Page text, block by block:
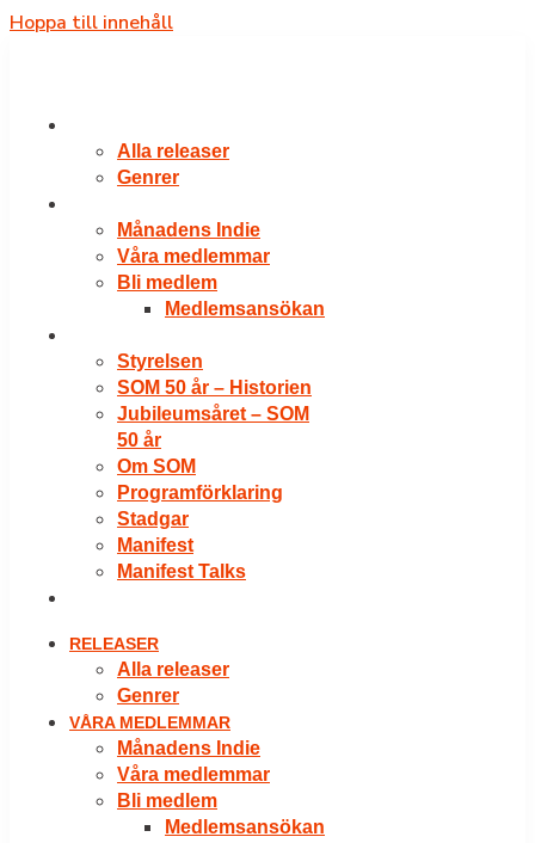
Hoppa till innehåll
Alla releaser
Genrer
Månadens Indie
Våra medlemmar
Bli medlem
Medlemsansökan
Styrelsen
SOM 50 år – Historien
Jubileumsåret – SOM
50 år
Om SOM
Programförklaring
Stadgar
Manifest
Manifest Talks
RELEASER
Alla releaser
Genrer
VÅRA MEDLEMMAR
Månadens Indie
Våra medlemmar
Bli medlem
Medlemsansökan